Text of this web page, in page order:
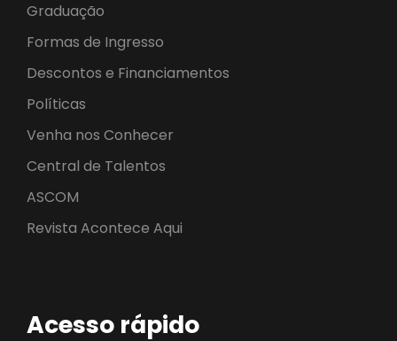
Graduação
Formas de Ingresso
Descontos e Financiamentos
Políticas
Venha nos Conhecer
Central de Talentos
ASCOM
Revista Acontece Aqui
Acesso rápido